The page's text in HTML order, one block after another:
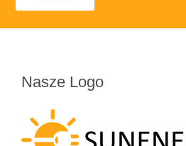
Nasze Logo